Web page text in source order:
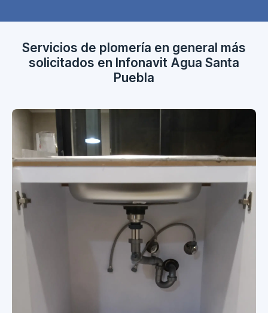
Servicios de plomería en general más
solicitados en Infonavit Agua Santa
Puebla